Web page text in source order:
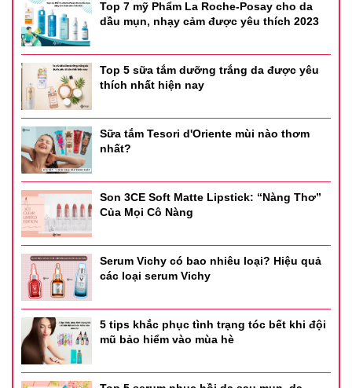
Top 7 mỹ Phẩm La Roche-Posay cho da
dầu mụn, nhạy cảm được yêu thích 2023
Top 5 sữa tắm dưỡng trắng da được yêu
thích nhất hiện nay
Sữa tắm Tesori d'Oriente mùi nào thơm
nhất?
Son 3CE Soft Matte Lipstick: “Nàng Thơ”
Của Mọi Cô Nàng
Serum Vichy có bao nhiêu loại? Hiệu quả
các loại serum Vichy
5 tips khắc phục tình trạng tóc bết khi đội
mũ bảo hiểm vào mùa hè